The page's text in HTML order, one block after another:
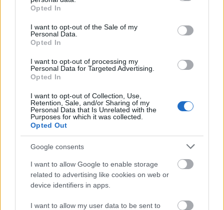
grant or deny consent to Google and its third-party tags to
use your data for below specified purposes in below Google
consent section.
Opted In
I want to opt-out of the Sale of my
Personal Data.
Opted In
I want to opt-out of processing my
Personal Data for Targeted Advertising.
Opted In
I want to opt-out of Collection, Use,
Retention, Sale, and/or Sharing of my
Personal Data that Is Unrelated with the
Purposes for which it was collected.
Opted Out
Google consents
I want to allow Google to enable storage
related to advertising like cookies on web or
device identifiers in apps.
I want to allow my user data to be sent to
CARL QUICKLUND
FÖDD/ÅLDER:
Vasastan, Stockholm
YRKE: Key Account Manager, Consid (IT-
konsultföretag)
FAMILJ:Sambo (flickvän Johanna), mor, far och
KLUBBAR SOM AKTIV:Östersunds SK
AVLUTADE KARRIÄREN: Januari 2017